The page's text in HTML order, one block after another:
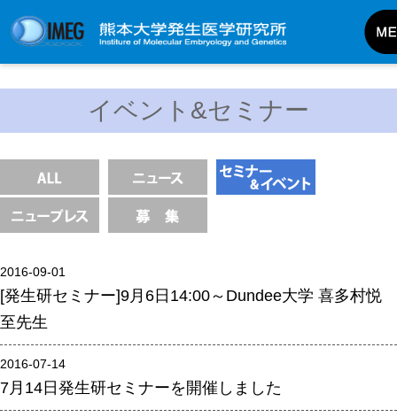
基本目標と基本方針
発生研の歴史
外部評価
パンフレット
災害対策
男女共同参画事業
イベント&セミナー
2016-09-01
[発生研セミナー]9月6日14:00～Dundee大学 喜多村悦
至先生
2016-07-14
7月14日発生研セミナーを開催しました